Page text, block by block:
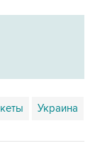
Украина